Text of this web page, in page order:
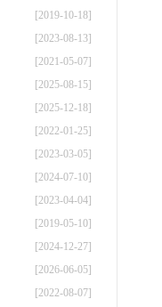
[2019-10-18]
[2023-08-13]
[2021-05-07]
[2025-08-15]
[2025-12-18]
[2022-01-25]
[2023-03-05]
[2024-07-10]
[2023-04-04]
[2019-05-10]
[2024-12-27]
[2026-06-05]
[2022-08-07]